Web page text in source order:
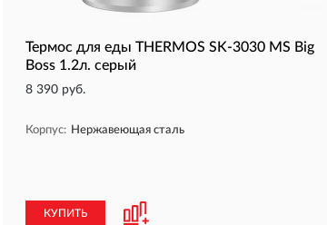
Термос для еды THERMOS SK-3030 MS Big
Boss 1.2л. серый
8 390 руб.
Корпус: Нержавеющая сталь
КУПИТЬ